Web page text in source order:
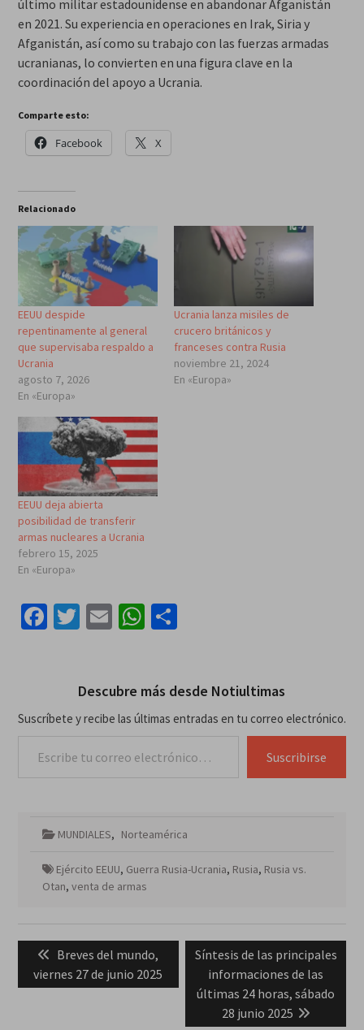
último militar estadounidense en abandonar Afganistán
en 2021. Su experiencia en operaciones en Irak, Siria y
Afganistán, así como su trabajo con las fuerzas armadas
ucranianas, lo convierten en una figura clave en la
coordinación del apoyo a Ucrania.
Comparte esto:
Facebook X
Relacionado
EEUU despide
repentinamente al general
que supervisaba respaldo a
Ucrania
agosto 7, 2026
En «Europa»
Ucrania lanza misiles de
crucero británicos y
franceses contra Rusia
noviembre 21, 2024
En «Europa»
EEUU deja abierta
posibilidad de transferir
armas nucleares a Ucrania
febrero 15, 2025
En «Europa»
Facebook
Twitter
EmailWhatsApp
Compartir
Descubre más desde Notiultimas
Suscríbete y recibe las últimas entradas en tu correo electrónico.
Suscribirse
MUNDIALES, Norteamérica
Ejército EEUU, Guerra Rusia-Ucrania, Rusia, Rusia vs.
Otan, venta de armas
entradas
Previous
post:
Breves del mundo,
viernes 27 de junio 2025
Next
post:
Síntesis de las principales
informaciones de las
últimas 24 horas, sábado
28 junio 2025